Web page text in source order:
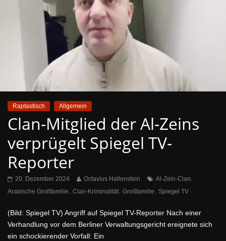
Raptastisch Allgemein
Clan-Mitglied der Al-Zeins
verprügelt Spiegel TV-
Reporter
20. Dezember 2024 Octavius Hallenstein Al-Zein-Clan,
Arabische Großfamilie, Clan-Kriminalität, Großfamilie, Spiegel TV
(Bild: Spiegel TV) Angriff auf Spiegel TV-Reporter Nach einer
Verhandlung vor dem Berliner Verwaltungsgericht ereignete sich
ein schockierender Vorfall: Ein